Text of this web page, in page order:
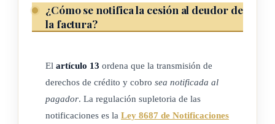
k) Plataforma electrónica de factoreo: solución informática
para la automatización de la tramitología que realizan los
descuento de derechos de crédito y cobro presentes y/o
futuros, a favor de un factor y que debe ser pagada por un
tercero, conforme a derecho. Es un sistema que tiene
como objetivo mejorar la eficiencia y transparencia y
¿Cómo se notifica la cesión al deudor de
la factura?
El artículo 13 ordena que la transmisión de
derechos de crédito y cobro sea notificada al
pagador. La regulación supletoria de las
notificaciones es la Ley 8687 de Notificaciones